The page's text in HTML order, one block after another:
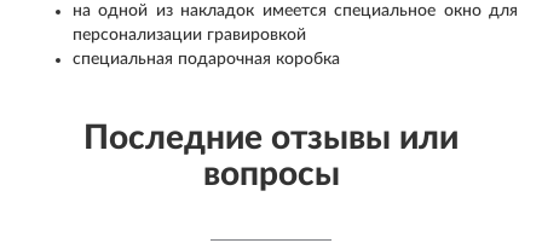
на одной из накладок имеется специальное окно для
персонализации гравировкой
специальная подарочная коробка
Последние отзывы или
вопросы